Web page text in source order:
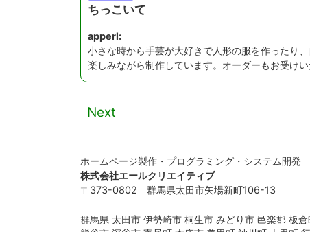
ちっこいて
apperl:
小さな時から手芸が大好きで人形の服を作ったり、
楽しみながら制作しています。オーダーもお受けい
Next
ホームページ製作・プログラミング・システム開発
株式会社エールクリエイティブ
〒373-0802 群馬県太田市矢場新町106-13
群馬県 太田市 伊勢崎市 桐生市 みどり市 邑楽郡 板